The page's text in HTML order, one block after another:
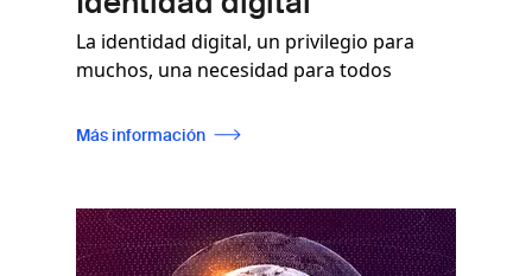
La identidad digital, un privilegio para
muchos, una necesidad para todos
Más información
Imagen